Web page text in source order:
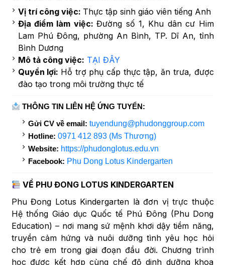
Vị trí công việc: Thực tập sinh giáo viên tiếng Anh
Địa điểm làm việc:Đường số 1, Khu dân cư Him
Lam Phú Đông, phường An Bình, TP. Dĩ An, tỉnh
Bình Dương
Mô tả công việc: TẠI ĐÂY
Quyền lợi: Hỗ trợ phụ cấp thực tập, ăn trưa, được
đào tạo trong môi trường thực tế
THÔNG TIN LIÊN HỆ ỨNG TUYỂN:
Gửi CV về email: tuyendung@phudonggroup.com
Hotline: 0971 412 893 (Ms Thương)
Website: https://phudonglotus.edu.vn
Facebook: Phu Dong Lotus Kindergarten
VỀ PHU ĐONG LOTUS KINDERGARTEN
Phu Đong Lotus Kindergarten là đơn vị trực thuộc
Hệ thống Giáo dục Quốc tế Phú Đông (Phu Dong
Education) – nơi mang sứ mệnh khơi dậy tiềm năng,
truyền cảm hứng và nuôi dưỡng tình yêu học hỏi
cho trẻ em trong giai đoạn đầu đời. Chương trình
học được kết hợp cùng chế độ dinh dưỡng khoa